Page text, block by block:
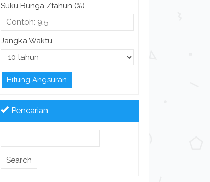
Suku Bunga /tahun (%)
Jangka Waktu
Hitung Angsuran
Pencarian
Search